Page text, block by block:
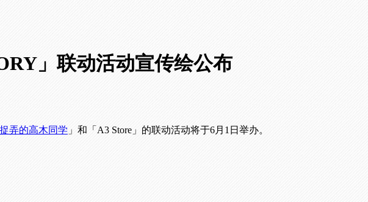
」联动活动宣传绘公布
弄的高木同学 」和「A3 Store」的联动活动将于6月1日举办。